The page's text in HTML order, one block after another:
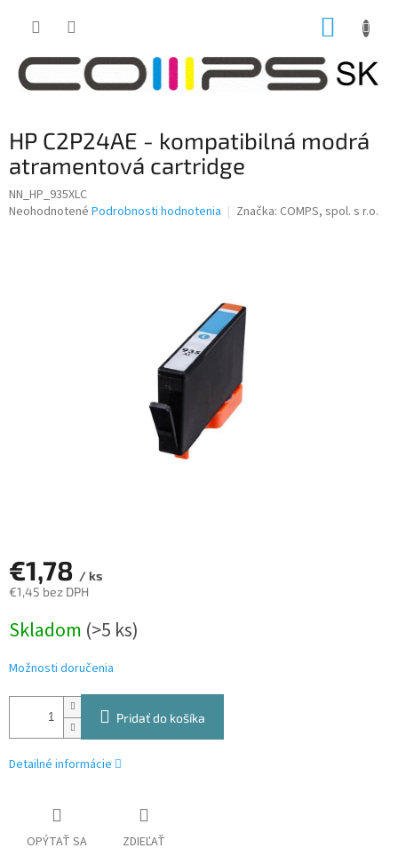
HP C2P24AE - kompatibilná modrá
atramentová cartridge
NN_HP_935XLC
Priemerné
Neohodnotené Podrobnosti hodnotenia Značka: COMPS, spol. s r.o.
€1,78 / ks
€1,45 bez DPH
cena:
Skladom (>5 ks)
Možnosti doručenia
Pridať do košíka
Detailné informácie
OPÝTAŤ SA ZDIEĽAŤ